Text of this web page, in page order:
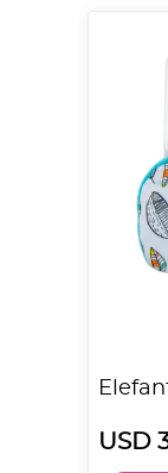
USD